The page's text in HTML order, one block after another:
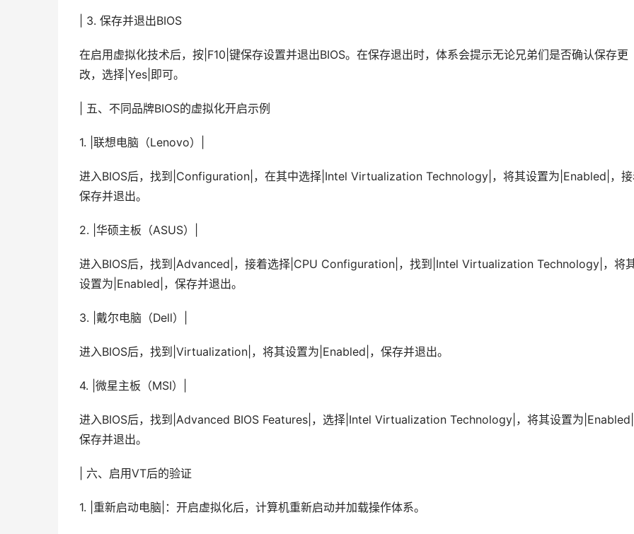
| 3. 保存并退出BIOS
在启用虚拟化技术后，按|F10|键保存设置并退出BIOS。在保存退出时，体系会提示无论兄弟们是否确认保存更
改，选择|Yes|即可。
| 五、不同品牌BIOS的虚拟化开启示例
1. |联想电脑（Lenovo）|
进入BIOS后，找到|Configuration|，在其中选择|Intel Virtualization Technology|，将其设置为|Enabled|，
保存并退出。
2. |华硕主板（ASUS）|
进入BIOS后，找到|Advanced|，接着选择|CPU Configuration|，找到|Intel Virtualization Technology|，将
设置为|Enabled|，保存并退出。
3. |戴尔电脑（Dell）|
进入BIOS后，找到|Virtualization|，将其设置为|Enabled|，保存并退出。
4. |微星主板（MSI）|
进入BIOS后，找到|Advanced BIOS Features|，选择|Intel Virtualization Technology|，将其设置为
保存并退出。
| 六、启用VT后的验证
1. |重新启动电脑|：开启虚拟化后，计算机重新启动并加载操作体系。